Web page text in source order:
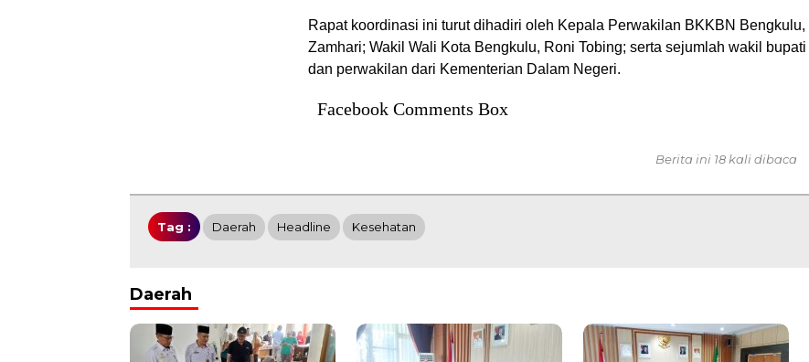
Rapat koordinasi ini turut dihadiri oleh Kepala Perwakilan BKKBN Bengkulu,
Zamhari; Wakil Wali Kota Bengkulu, Roni Tobing; serta sejumlah wakil bupati
dan perwakilan dari Kementerian Dalam Negeri.
Facebook Comments Box
Berita ini 18 kali dibaca
Tag : Daerah Headline Kesehatan
Daerah